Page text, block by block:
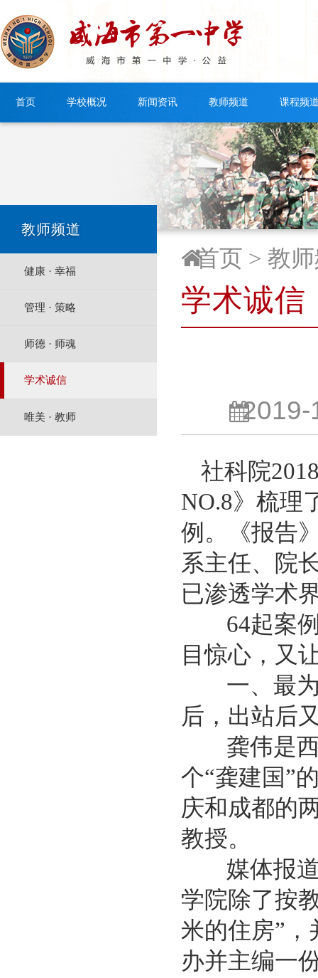
首页 学校概况 新闻资讯 教师频道 课程频
教师频道
健康 · 幸福
管理 · 策略
师德 · 师魂
学术诚信
唯美 · 教师
首页 > 教
学术诚信
社科院
NO.8》梳理
例。《报告
系主任、院
已渗透学术
64起案例
目惊心，又
一、最为
后，出站后
龚伟是西
个“龚建国”
庆和成都的
教授。
媒体报道
学院除了按
米的住房”，
办并主编一